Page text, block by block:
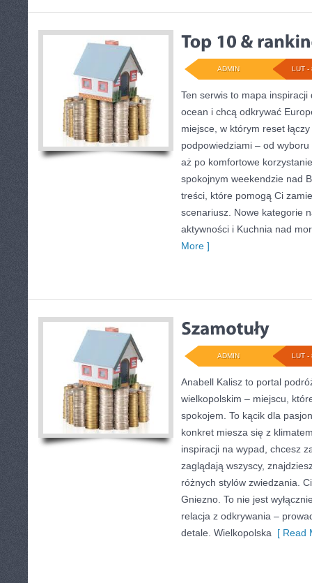
LUT -
ADMIN
Ten serwis to mapa
ocean i chcą odkrywać
miejsce, w którym reset
podpowiedziami – od
aż po komfortowe
spokojnym weekendzie nad
treści, które pomogą Ci
scenariusz. Nowe kategorie
aktywności i Kuchnia nad
More ]
LUT -
ADMIN
Anabell Kalisz to portal
wielkopolskim – miejscu,
spokojem. To kącik dla
konkret miesza się z
inspiracji na wypad, chcesz
zaglądają wszyscy,
różnych stylów zwiedzania.
Gniezno. To nie jest
relacja z odkrywania –
detale. Wielkopolska [ Read